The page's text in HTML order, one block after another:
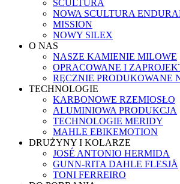
SCULTURA
NOWA SCULTURA
MISSION
NOWY SILEX
O NAS
NASZE KAMIENIE MILOWE
OPRACOWANE I
RĘCZNIE PRODUKOWANE
TECHNOLOGIE
KARBONOWE RZEMIOSŁO
ALUMINIOWA PRODUKCJA
TECHNOLOGIE MERIDY
MAHLE EBIKEMOTION
DRUŻYNY I KOLARZE
JOSÉ ANTONIO HERMIDA
GUNN-RITA DAHLE FLESJÅ
TONI FERREIRO